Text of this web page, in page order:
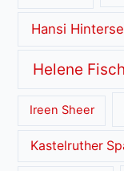
Hansi
Helene
Ireen Sheer
Kastelruther